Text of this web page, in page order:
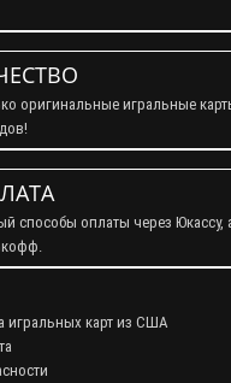
оригинальные игральные
способы оплаты через Юкассу,
игральных карт из США